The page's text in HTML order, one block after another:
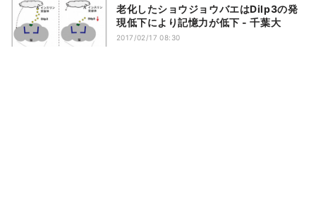
⽼化したショウジョウバエはDilp3の発
現低下により記憶力が低下 - 千葉大
2017/02/17 08:30